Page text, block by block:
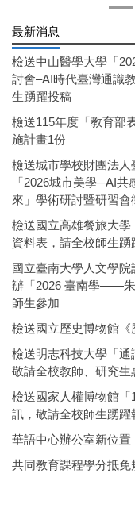
最新消息
檢送中山醫學大學「
討會–AI時代臺灣通識
生踴躍投稿
檢送115年度「教育部
施計畫1份
檢送城市學校財團法
「2026城市美學─AI
來」學術研討暨研習
檢送國立高雄餐旅大
資料表，請全校師生踴
國立臺南大學人文學
辦「2026 臺南學——朱
師生參加
檢送國立歷史博物館
檢送明志科技大學「通
敬請全校教師、研究
檢送國家人權博物館
訊，敬請全校師生踴躍
華語中心辦公室新位置
共同教育課程學分抵免